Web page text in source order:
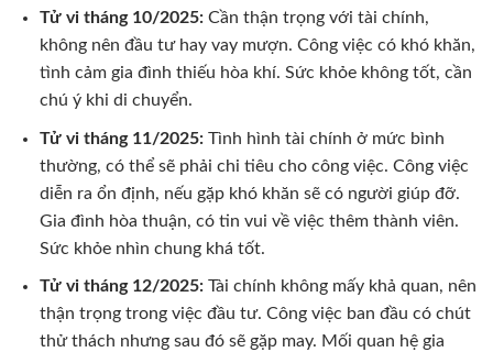
Tử vi tháng 10/2025:Cần thận trọng với tài chính,
không nên đầu tư hay vay mượn. Công việc có khó khăn,
tình cảm gia đình thiếu hòa khí. Sức khỏe không tốt, cần
chú ý khi di chuyển.
Tử vi tháng 11/2025:Tình hình tài chính ở mức bình
thường, có thể sẽ phải chi tiêu cho công việc. Công việc
diễn ra ổn định, nếu gặp khó khăn sẽ có người giúp đỡ.
Gia đình hòa thuận, có tin vui về việc thêm thành viên.
Sức khỏe nhìn chung khá tốt.
Tử vi tháng 12/2025:Tài chính không mấy khả quan, nên
thận trọng trong việc đầu tư. Công việc ban đầu có chút
thử thách nhưng sau đó sẽ gặp may. Mối quan hệ gia